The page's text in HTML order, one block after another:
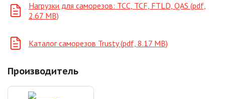
Нагрузки для саморезов: ТСС, TCF, FTLD, QAS (pdf,
2.67 MB)
Каталог саморезов Trusty (pdf, 8.17 MB)
Производитель